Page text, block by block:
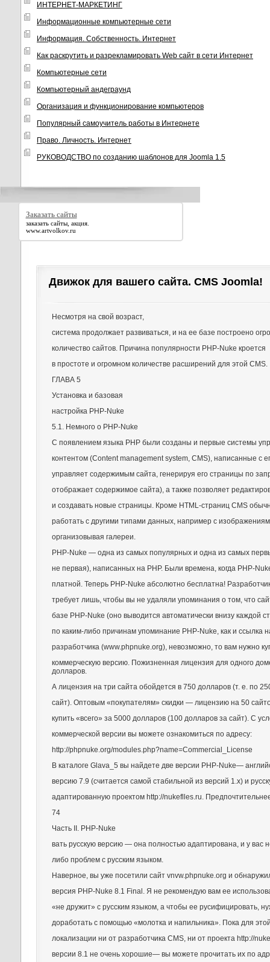
ИНТЕРНЕТ-МАРКЕТИНГ
Информационные компьютерные сети
Информация. Собственность. Интернет
Как раскрутить и разрекламировать Web сайт в сети Интернет
Компьютерные сети
Компьютерный андеграунд
Организация и функционирование компьютеров
Популярный самоучитель работы в Интернете
Право. Личность. Интернет
РУКОВОДСТВО по созданию шаблонов для Joomla 1.5
Заказать сайты
заказать сайты, акция.
www.artvolkov.ru
Движок для вашего сайта. CMS Joomla!
Несмотря на свой возраст,
система продолжает развиваться, и на ее базе построено
количество сайтов. Причина популярности PHP-Nuke кроется
в простоте и огромном количестве расширений для этой CMS.
ГЛАВА 5
Установка и базовая
настройка PHP-Nuke
5.1. Немного о PHP-Nuke
С появлением языка РНР были созданы и первые системы
контентом (Content management system, CMS), написанные с
управляет содержимым сайта, генерируя его страницы по
отображает содержимое сайта), а также позволяет
и создавать новые страницы. Кроме HTML-страниц CMS
работать с другими типами данных, например с
организовывая галереи.
PHP-Nuke — одна из самых популярных и одна из самых
не первая), написанных на РНР. Были времена, когда PHP-
платной. Теперь PHP-Nuke абсолютно бесплатна!
требует лишь, чтобы вы не удаляли упоминания о том, что
базе PHP-Nuke (оно выводится автоматически внизу каждой
по каким-либо причинам упоминание PHP-Nuke, как и ссылка
разработчика (www.phpnuke.org), невозможно, то вам нужно
коммерческую версию. Пожизненная лицензия для одного
долларов.
А лицензия на три сайта обойдется в 750 долларов (т. е. по
сайт). Оптовым «покупателям» скидки — лицензию на 50
купить «всего» за 5000 долларов (100 долларов за сайт). С
коммерческой версии вы можете ознакомиться по адресу:
http://phpnuke.org/modules.php?name=Commercial_License
В каталоге Glava_5 вы найдете две версии PHP-Nuke—
версию 7.9 (считается самой стабильной из версий 1.x) и
адаптированную проектом http://nukeflles.ru.
74
Часть II. PHP-Nuke
вать русскую версию — она полностью адаптирована, и у вас
либо проблем с русским языком.
Наверное, вы уже посетили сайт vnvw.phpnuke.org и
версия PHP-Nuke 8.1 Final. Я не рекомендую вам ее
«не дружит» с русским языком, а чтобы ее русифицировать,
доработать с помощью «молотка и напильника». Пока для
локализации ни от разработчика CMS, ни от проекта http://
версии 8.1 не очень хорошие— вы можете прочитать их по